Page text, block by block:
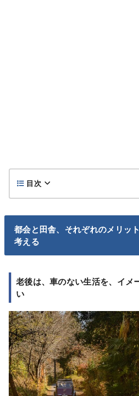
目次
都会と田舎、それぞれのメリッ
考える
老後は、車のない生活を、イメ
い